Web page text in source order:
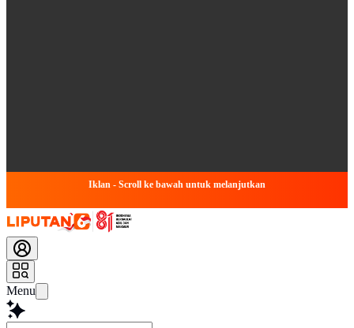
Iklan - Scroll ke bawah untuk melanjutkan
Menu